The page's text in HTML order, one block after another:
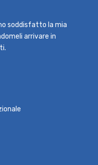
soddisfatto la mia
arrivare in